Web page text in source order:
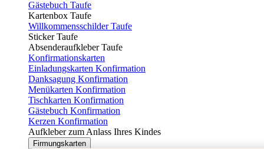
Gästebuch Taufe
Kartenbox Taufe
Willkommensschilder Taufe
Sticker Taufe
Absenderaufkleber Taufe
Konfirmationskarten
Einladungskarten Konfirmation
Danksagung Konfirmation
Menükarten Konfirmation
Tischkarten Konfirmation
Gästebuch Konfirmation
Kerzen Konfirmation
Aufkleber zum Anlass Ihres Kindes
Firmungskarten